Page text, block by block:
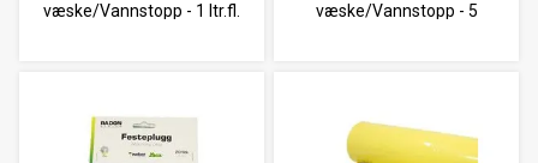
væske/Vannstopp - 1 ltr.fl.
væske/Vannstopp - 5